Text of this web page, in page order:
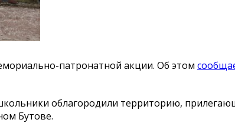
патронатной акции. Об этом
облагородили территорию,
Бутове.